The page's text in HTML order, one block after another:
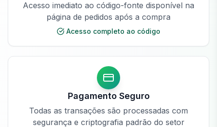
Acesso imediato ao código-fonte disponível na
página de pedidos após a compra
Acesso completo ao código
Pagamento Seguro
Todas as transações são processadas com
segurança e criptografia padrão do setor